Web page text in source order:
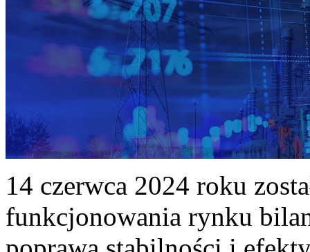
14 czerwca 2024 roku
funkcjonowania rynku